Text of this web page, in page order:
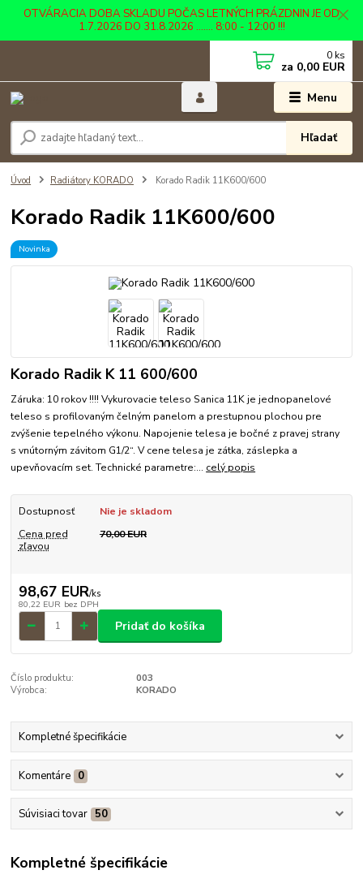
OTVÁRACIA DOBA SKLADU POČAS LETNÝCH PRÁZDNIN JE OD
1.7.2026 DO 31.8.2026 ....... 8:00 - 12:00 !!!
Menu
Hľadať
0 ks
za 0,00 EUR
Úvod Radiátory KORADO Korado Radik 11K600/600
Korado Radik 11K600/600
Novinka
Korado Radik K 11 600/600
Záruka: 10 rokov !!!! Vykurovacie teleso Sanica 11K je jednopanelové
teleso s profilovaným čelným panelom a prestupnou plochou pre
zvýšenie tepelného výkonu. Napojenie telesa je bočné z pravej strany
s vnútorným závitom G1/2“. V cene telesa je zátka, záslepka a
upevňovacím set. Technické parametre:... celý popis
Dostupnosť
Nie je skladom
Cena pred
zľavou
70,00 EUR
98,67 EUR/ks
80,22 EUR bez DPH
Pridať do košíka
Číslo produktu:
003
Výrobca:
KORADO
Kompletné špecifikácie
Komentáre 0
Súvisiaci tovar 50
Kompletné špecifikácie